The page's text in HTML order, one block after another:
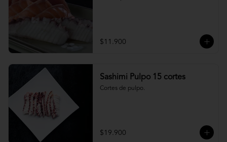
$11.900
Sashimi Pulpo 15 cortes
Cortes de pulpo.
$19.900